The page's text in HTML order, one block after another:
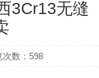
3Cr13无缝
次数：598